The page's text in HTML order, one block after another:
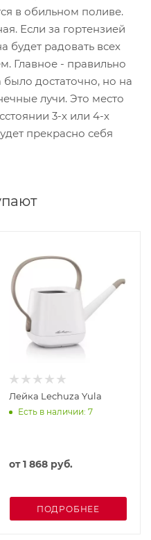
в обильном поливе.
Если за гортензией
будет радовать всех
Главное - правильно
было достаточно, но на
лучи. Это место
3-х или 4-х
прекрасно себя
Лейка Lechuza Yula
Есть в наличии: 7
от1 868 руб.
ПОДРОБНЕЕ